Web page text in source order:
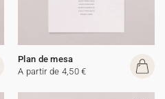
Plan de mesa
A partir de 4,50 €